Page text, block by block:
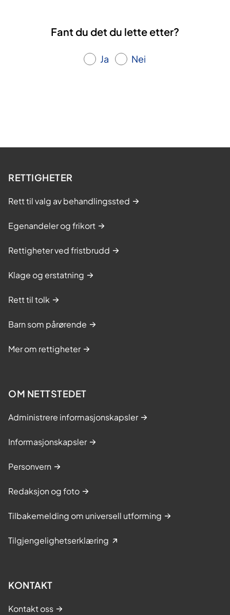
Fant du det du lette etter?
Ja Nei
RETTIGHETER
Rett til valg av behandlingssted
Egenandeler og frikort
Rettigheter ved fristbrudd
Klage og erstatning
Rett til tolk
Barn som pårørende
Mer om rettigheter
OM NETTSTEDET
Administrere informasjonskapsler
Informasjonskapsler
Personvern
Redaksjon og foto
Tilbakemelding om universell utforming
Tilgjengelighetserklæring
KONTAKT
Kontakt oss